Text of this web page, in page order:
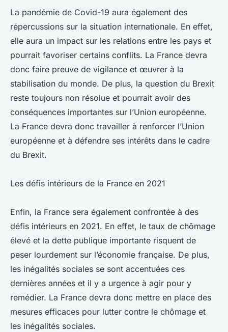
La pandémie de Covid-19 aura également des
répercussions sur la situation internationale. En effet,
elle aura un impact sur les relations entre les pays et
pourrait favoriser certains conflits. La France devra
donc faire preuve de vigilance et œuvrer à la
stabilisation du monde. De plus, la question du Brexit
reste toujours non résolue et pourrait avoir des
conséquences importantes sur l’Union européenne.
La France devra donc travailler à renforcer l’Union
européenne et à défendre ses intérêts dans le cadre
du Brexit.
Les défis intérieurs de la France en 2021
Enfin, la France sera également confrontée à des
défis intérieurs en 2021. En effet, le taux de chômage
élevé et la dette publique importante risquent de
peser lourdement sur l’économie française. De plus,
les inégalités sociales se sont accentuées ces
dernières années et il y a urgence à agir pour y
remédier. La France devra donc mettre en place des
mesures efficaces pour lutter contre le chômage et
les inégalités sociales.